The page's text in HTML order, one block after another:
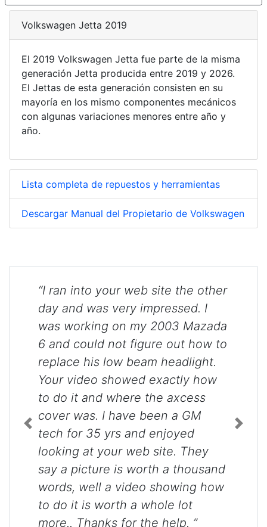
Volkswagen Jetta 2019
El 2019 Volkswagen Jetta fue parte de la misma
generación Jetta producida entre 2019 y 2026.
El Jettas de esta generación consisten en su
mayoría en los mismo componentes mecánicos
con algunas variaciones menores entre año y
año.
Lista completa de repuestos y herramientas
Descargar Manual del Propietario de Volkswagen
“I ran into your web site the other
day and was very impressed. I
was working on my 2003 Mazada
6 and could not figure out how to
replace his low beam headlight.
Your video showed exactly how
to do it and where the axcess
cover was. I have been a GM
tech for 35 yrs and enjoyed
looking at your web site. They
say a picture is worth a thousand
words, well a video showing how
to do it is worth a whole lot
more.. Thanks for the help. ”
Previous Next